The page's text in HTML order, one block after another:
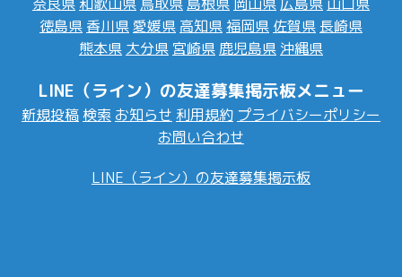
徳島県 香川県愛媛県 高知県福岡県 佐賀県 長崎県
熊本県 大分県 宮崎県 鹿児島県 沖縄県
LINE（ライン）の友達募集掲示板メニュー
新規投稿 検索 お知らせ 利用規約 プライバシーポリシー
お問い合わせ
LINE（ライン）の友達募集掲示板